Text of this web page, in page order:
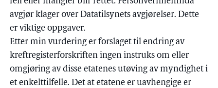
avgjør klager over Datatilsynets avgjørelser. Dette
er viktige oppgaver.
Etter min vurdering er forslaget til endring av
kreftregisterforskriften ingen instruks om eller
omgjøring av disse etatenes utøving av myndighet i
et enkelttilfelle. Det at etatene er uavhengige er